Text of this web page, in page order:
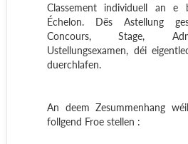
Classement individuell an e
Échelon. Dës Astellung
Concours, Stage,
Ustellungsexamen, déi
duerchlafen.
An deem Zesummenhang
follgend Froe stellen :